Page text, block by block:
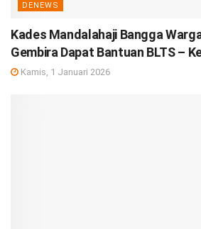
DENEWS
Kades Mandalahaji Bangga
Gembira Dapat Bantuan BLTS –
Kamis, 1 Januari 2026